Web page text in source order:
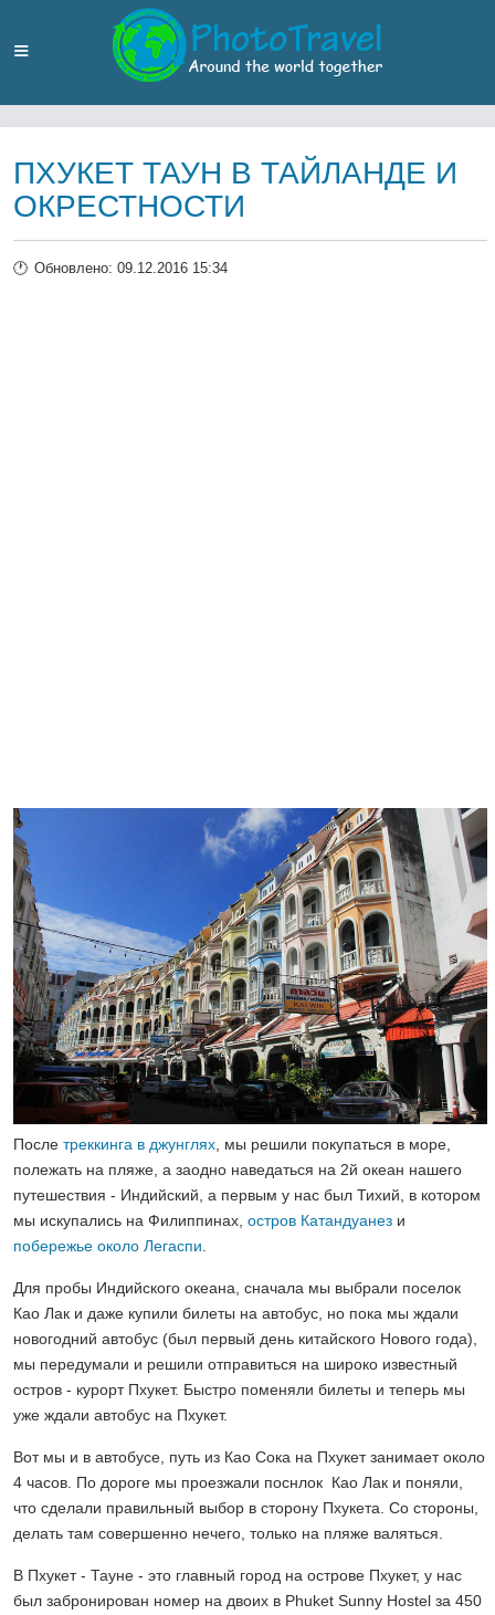
ПХУКЕТ ТАУН В ТАЙЛАНДЕ И
ОКРЕСТНОСТИ
Обновлено: 09.12.2016 15:34
После треккинга в джунглях , мы решили покупаться в море,
полежать на пляже, а заодно наведаться на 2й океан нашего
путешествия - Индийский, а первым у нас был Тихий, в котором
мы искупались на Филиппинах, остров Катандуанез и
побережье около Легаспи
Для пробы Индийского океана, сначала мы выбрали поселок
Као Лак и даже купили билеты на автобус, но пока мы ждали
новогодний автобус (был первый день китайского Нового года),
мы передумали и решили отправиться на широко известный
остров - курорт Пхукет. Быстро поменяли билеты и теперь мы
уже ждали автобус на Пхукет.
Вот мы и в автобусе, путь из Као Сока на Пхукет занимает около
4 часов. По дороге мы проезжали поснлок Као Лак и поняли,
что сделали правильный выбор в сторону Пхукета. Со стороны,
делать там совершенно нечего, только на пляже валяться.
В Пхукет - Тауне - это главный город на острове Пхукет, у нас
был забронирован номер на двоих в Phuket Sunny Hostel за 450